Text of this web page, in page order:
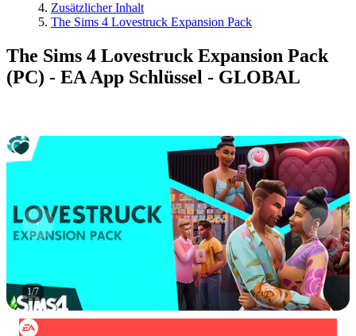
Zusätzlicher Inhalt
The Sims 4 Lovestruck Expansion Pack
The Sims 4 Lovestruck Expansion Pack
(PC) - EA App Schlüssel - GLOBAL
1/7